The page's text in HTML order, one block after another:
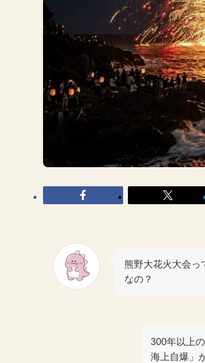
熊野大花火大会っ
なの？
300年以上
海上自爆」